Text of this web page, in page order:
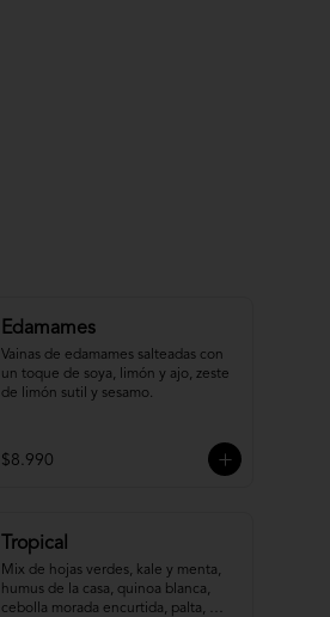
Edamames
Vainas de edamames salteadas con
un toque de soya, limón y ajo, zeste
de limón sutil y sesamo.
$8.990
Tropical
Mix de hojas verdes, kale y menta,
humus de la casa, quinoa blanca,
cebolla morada encurtida, palta,